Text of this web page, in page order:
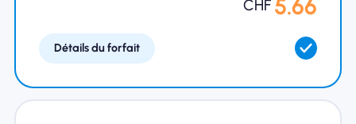
CHF 5.66
Détails du forfait